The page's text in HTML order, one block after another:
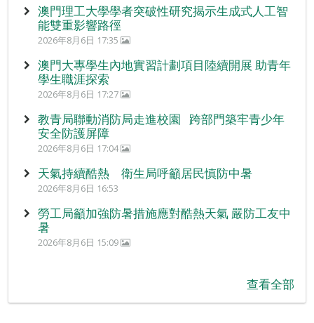
澳門理工大學學者突破性研究揭示生成式人工智
能雙重影響路徑
2026年8月6日 17:35
澳門大專學生內地實習計劃項目陸續開展 助青年
學生職涯探索
2026年8月6日 17:27
教青局聯動消防局走進校園 跨部門築牢青少年
安全防護屏障
2026年8月6日 17:04
天氣持續酷熱 衛生局呼籲居民慎防中暑
2026年8月6日 16:53
勞工局籲加強防暑措施應對酷熱天氣 嚴防工友中
暑
2026年8月6日 15:09
查看全部